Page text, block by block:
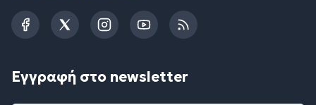
FacebookTwitterInstagramYouTubeRSS
Εγγραφή στο newsletter